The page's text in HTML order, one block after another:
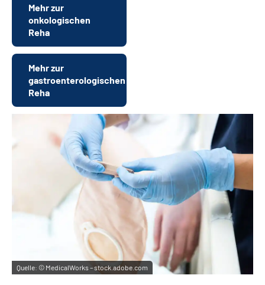
Mehr zur
onkologischen
Reha
Mehr zur
gastroenterologischen
Reha
Quelle: © MedicalWorks – stock.adobe.com